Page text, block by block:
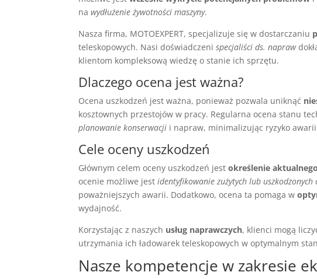
nawydłużenie żywotności maszyny.
Nasza firma, MOTOEXPERT, specjalizuje się w dostarczaniu
teleskopowych. Nasi doświadczenispecjaliści ds. napraw
klientom kompleksową wiedzę o stanie ich sprzętu.
Dlaczego ocena jest ważna?
Ocena uszkodzeń jest ważna, ponieważ pozwala uniknąć
kosztownych przestojów w pracy. Regularna ocena stanu
planowanie konserwacji i napraw, minimalizując ryzyko
Cele oceny uszkodzeń
Głównym celem oceny uszkodzeń jestokreślenie
ocenie możliwe jestidentyfikowanie zużytych lub uszkodzonych
poważniejszych awarii. Dodatkowo, ocena ta pomaga w
wydajność.
Korzystając z naszych usług naprawczych, klienci mogą
utrzymania ich ładowarek teleskopowych w optymalnym
Nasze kompetencje w zakresie